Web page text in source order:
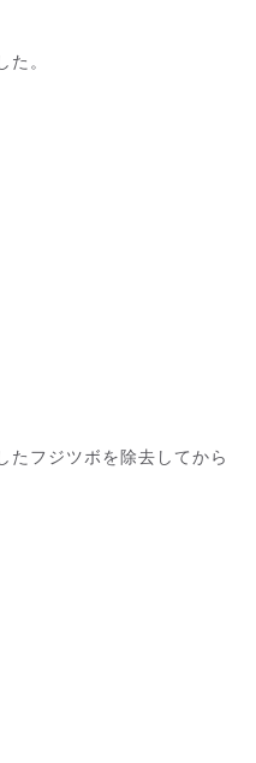
た。
たフジツボを除去してから